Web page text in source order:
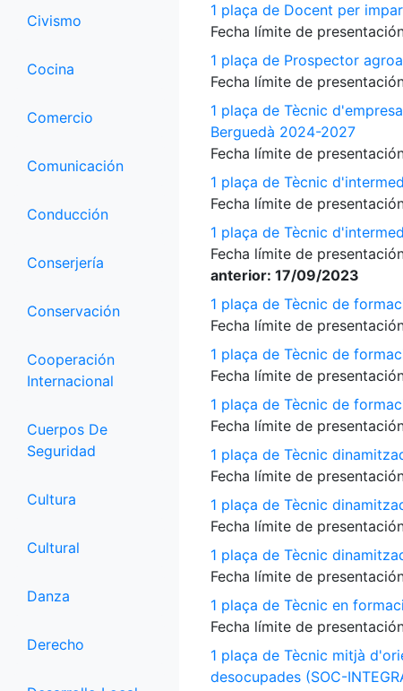
Civismo
Cocina
Comercio
Comunicación
Conducción
Conserjería
Conservación
Cooperación
Internacional
Cuerpos De
Seguridad
Cultura
Cultural
Danza
Derecho
1 plaça de Docent per
Fecha límite de
1 plaça de Prospector
Fecha límite de
1 plaça de Tècnic
Berguedà 2024-2027
Fecha límite de
1 plaça de Tècnic
Fecha límite de
1 plaça de Tècnic
Fecha límite de
anterior: 17/09/2023
1 plaça de Tècnic de
Fecha límite de
1 plaça de Tècnic de
Fecha límite de
1 plaça de Tècnic de
Fecha límite de
1 plaça de Tècnic
Fecha límite de
1 plaça de Tècnic
Fecha límite de
1 plaça de Tècnic
Fecha límite de
1 plaça de Tècnic en
Fecha límite de
1 plaça de Tècnic mitjà
desocupades (SOC-